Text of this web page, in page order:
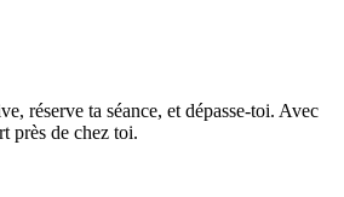
réserve ta séance, et dépasse-toi. Avec
près de chez toi.